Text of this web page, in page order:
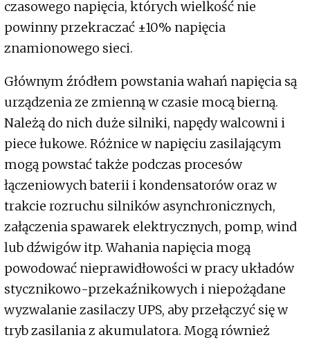
czasowego napięcia, których wielkość nie
powinny przekraczać ±10% napięcia
znamionowego sieci.
Głównym źródłem powstania wahań napięcia są
urządzenia ze zmienną w czasie mocą bierną.
Należą do nich duże silniki, napędy walcowni i
piece łukowe. Różnice w napięciu zasilającym
mogą powstać także podczas procesów
łączeniowych baterii i kondensatorów oraz w
trakcie rozruchu silników asynchronicznych,
załączenia spawarek elektrycznych, pomp, wind
lub dźwigów itp. Wahania napięcia mogą
powodować nieprawidłowości w pracy układów
stycznikowo-przekaźnikowych i niepożądane
wyzwalanie zasilaczy UPS, aby przełączyć się w
tryb zasilania z akumulatora. Mogą również